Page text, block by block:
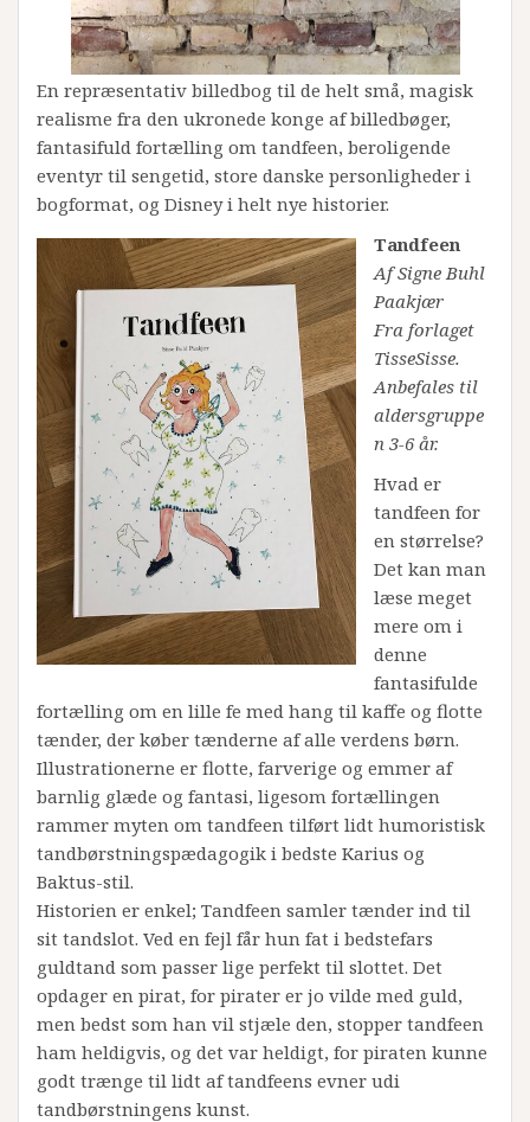
En repræsentativ billedbog til de helt små, magisk
realisme fra den ukronede konge af billedbøger,
fantasifuld fortælling om tandfeen, beroligende
eventyr til sengetid, store danske personligheder i
bogformat, og Disney i helt nye historier.
Tandfeen
Af Signe Buhl
Paakjær
Fra forlaget
TisseSisse.
Anbefales til
aldersgruppe
n 3-6 år.
Hvad er
tandfeen for
en størrelse?
Det kan man
læse meget
mere om i
denne
fantasifulde
fortælling om en lille fe med hang til kaffe og flotte
tænder, der køber tænderne af alle verdens børn.
Illustrationerne er flotte, farverige og emmer af
barnlig glæde og fantasi, ligesom fortællingen
rammer myten om tandfeen tilført lidt humoristisk
tandbørstningspædagogik i bedste Karius og
Baktus-stil.
Historien er enkel; Tandfeen samler tænder ind til
sit tandslot. Ved en fejl får hun fat i bedstefars
guldtand som passer lige perfekt til slottet. Det
opdager en pirat, for pirater er jo vilde med guld,
men bedst som han vil stjæle den, stopper tandfeen
ham heldigvis, og det var heldigt, for piraten kunne
godt trænge til lidt af tandfeens evner udi
tandbørstningens kunst.